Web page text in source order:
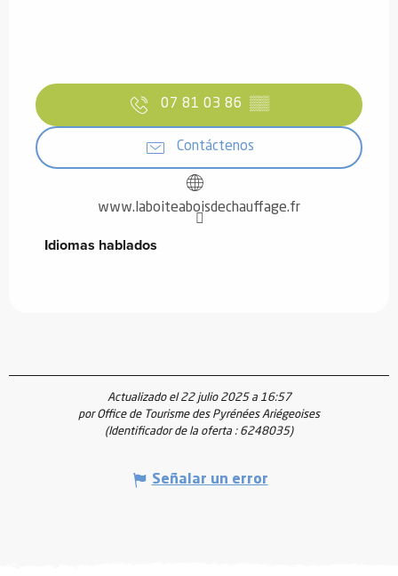
07 81 03 86 ▒▒
Contáctenos
www.laboiteaboisdechauffage.fr
Idiomas hablados
Idiomas hablados
Actualizado el 22 julio 2025 a 16:57
por Office de Tourisme des Pyrénées Ariégeoises
(Identificador de la oferta : 6248035)
Señalar un error